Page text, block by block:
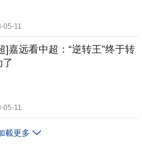
05-11
]嘉远看中超：“逆转王”终于转
了
05-11
載更多